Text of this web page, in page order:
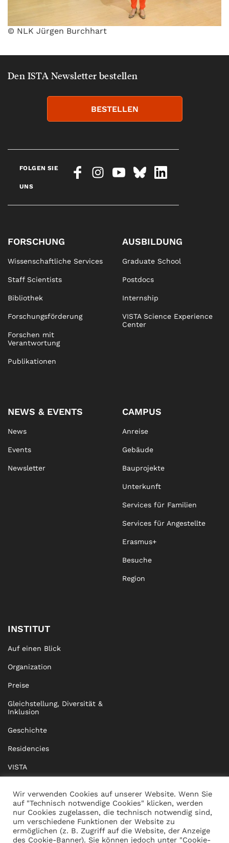
© NLK Jürgen Burchhart
Den ISTA Newsletter bestellen
BESTELLEN
FOLGEN SIE
UNS
FORSCHUNG
Wissenschaftliche Services
Staff Scientists
Bibliothek
Forschungsförderung
Forschen mit
Verantwortung
Publikationen
AUSBILDUNG
Graduate School
Postdocs
Internship
VISTA Science Experience
Center
NEWS & EVENTS
News
Events
Newsletter
CAMPUS
Anreise
Gebäude
Bauprojekte
Unterkunft
Services für Familien
Services für Angestellte
Erasmus+
Besuche
Region
INSTITUT
Auf einen Blick
Organization
Preise
Gleichstellung, Diversität &
Inklusion
Geschichte
Residencies
VISTA
BRIDGE Network
Dokumente
Wir verwenden Cookies auf unserer Website. Wenn Sie
auf "Technisch notwendige Cookies" klicken, werden
nur Cookies zugelassen, die technisch notwendig sind,
um verschiedene Funktionen der Website zu
ermöglichen (z. B. Zugriff auf die Website, der Anzeige
des Cookie-Banner). Sie können jedoch unter "Cookie-